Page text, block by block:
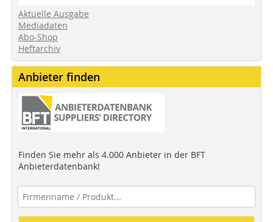
Aktuelle Ausgabe
Mediadaten
Abo-Shop
Heftarchiv
Anbieter finden
Finden Sie mehr als 4.000 Anbieter in der BFT
Anbieterdatenbank!